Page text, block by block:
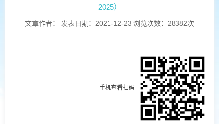
2025）
文章作者： 发表日期：2021-12-23 浏览次数：28382次
手机查看扫码